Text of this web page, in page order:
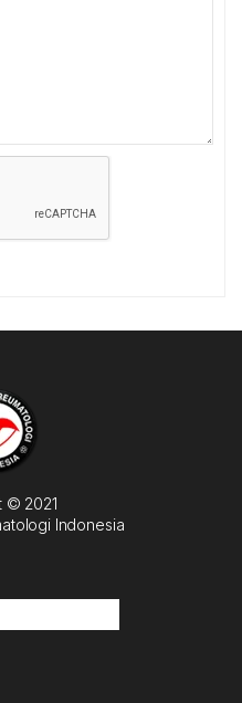
© 2021
Indonesia